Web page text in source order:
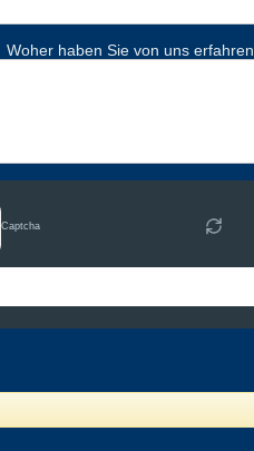
Woher haben Sie von uns
Captcha